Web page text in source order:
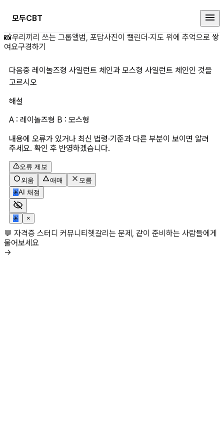
모두CBT
다음중 레이놀즈형 사일런트 체인
📸우리끼리 쓰는 그룹앨범, 포담사진이 캘린더·지도 위에 추억으로 쌓
여요구경하기
다음중 레이놀즈형 사일런트 체인과 모스형 사일런트 체인인 것을
고르시오
해설
A : 레이놀즈형 B : 모스형
내용에 오류가 있거나 최신 법령·기준과 다른 부분이 보이면 알려
주세요. 확인 후 반영하겠습니다.
오류 제보
외움
애매
모름
✳AI 채점
✳ ×
💬 자격증 스터디 커뮤니티헷갈리는 문제, 같이 준비하는 사람들에게
물어보세요
→